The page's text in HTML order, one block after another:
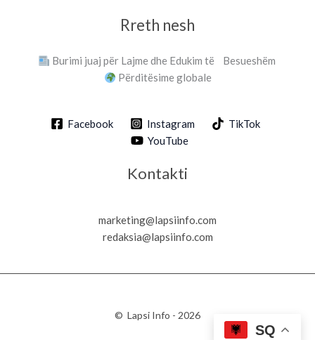
Rreth nesh
Burimi juaj për Lajme dhe Edukim të Besueshëm
Përditësime globale
Facebook Instagram
TikTok
YouTube
Kontakti
marketing@lapsiinfo.com
redaksia@lapsiinfo.com
© Lapsi Info - 2026
SQ